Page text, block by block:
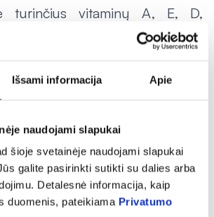
Išsami informacija Apie
naudojami slapukai
šioje svetainėje naudojami slapukai
galite pasirinkti sutikti su dalies arba
Detalesnė informacija, kaip
duomenis, pateikiama Privatumo
turinčius vitaminų A, E, D,
liuteino, žuvies taukų.
mokyklinio amžiaus vaikai. Jei
vaistininkė I. Sauserytė
nuolat profilaktiškai naudoti
ir vitaminą D. Jie ypač svarbūs
vaikams, norint išsaugoti puikią